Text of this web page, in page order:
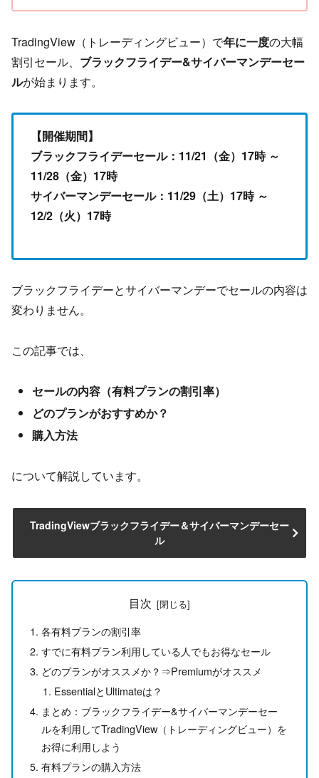
TradingView（トレーディングビュー）で年に一度の大幅
割引セール、 ブラックフライデー&サイバーマンデーセー
ルが始まります。
【開催期間】
ブラックフライデーセール：11/21（金）17時 ～
11/28（金）17時
サイバーマンデーセール：11/29（土）17時 ～
12/2（火）17時
ブラックフライデーとサイバーマンデーでセールの内容は
変わりません。
この記事では、
セールの内容（有料プランの割引率）
どのプランがおすすめか？
購入方法
について解説しています。
TradingViewブラックフライデー＆サイバーマンデーセー
ル
目次
各有料プランの割引率
すでに有料プラン利用している人でもお得なセール
どのプランがオススメか？⇒Premiumがオススメ
EssentialとUltimateは？
まとめ：ブラックフライデー&サイバーマンデーセー
ルを利用してTradingView（トレーディングビュー）を
お得に利用しよう
有料プランの購入方法